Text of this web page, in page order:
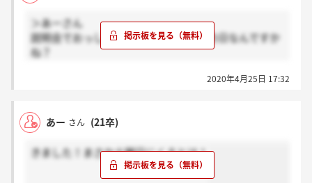
＞あーさん
説明会でおっしゃっていた土曜日出勤の日なんですか
ね？
2020年4月25日 17:32
あー さん (21卒)
きました！まさか土曜日にくるとは！